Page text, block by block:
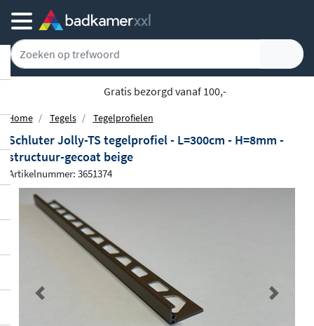
Gratis bezorgd vanaf 100,-
Home Tegels Tegelprofielen
Schluter Jolly-TS tegelprofiel - L=300cm - H=8mm -
structuur-gecoat beige
Artikelnummer: 3651374
Previous Next